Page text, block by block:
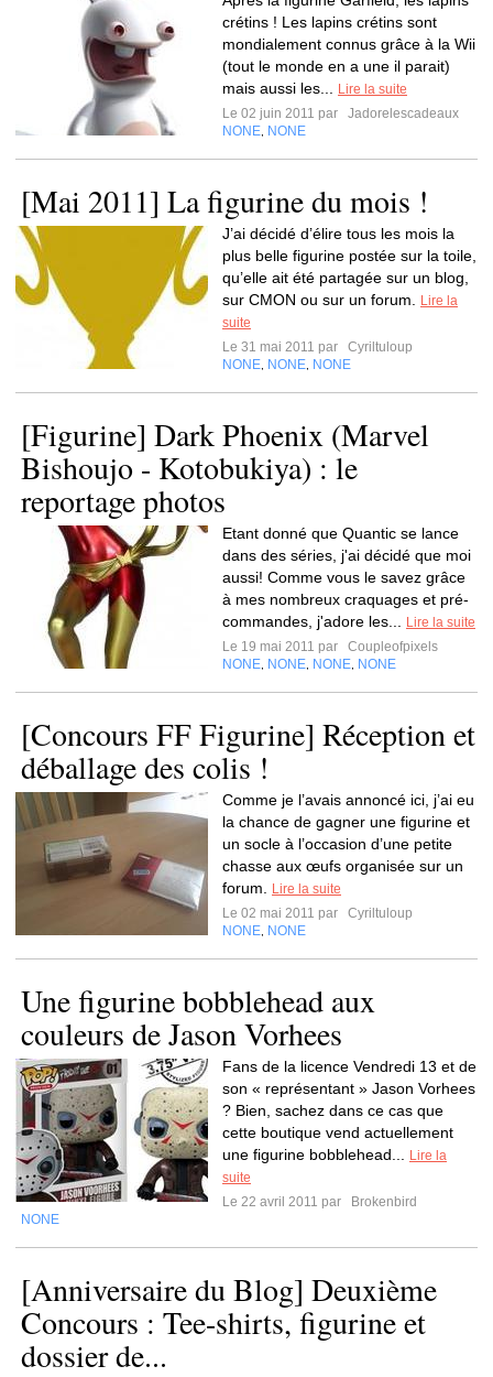
crétins ! Les lapins crétins sont
mondialement connus grâce à la Wii
(tout le monde en a une il parait)
mais aussi les...
Lire la suite
Le 02 juin 2011 par
Jadorelescadeaux
NONE NONE
[Mai 2011] La figurine du mois !
J’ai décidé d’élire tous les mois la
plus belle figurine postée sur la toile,
qu’elle ait été partagée sur un blog,
sur CMON ou sur un forum.
Lire la
suite
Le 31 mai 2011 par
Cyriltuloup
NONE NONE NONE
[Figurine] Dark Phoenix (Marvel
Bishoujo - Kotobukiya) : le
reportage photos
Etant donné que Quantic se lance
dans des séries, j'ai décidé que moi
aussi! Comme vous le savez grâce
à mes nombreux craquages et pré-
commandes, j'adore les...
Lire la suite
Le 19 mai 2011 par
Coupleofpixels
NONE NONE NONE NONE
[Concours FF Figurine] Réception et
déballage des colis !
Comme je l’avais annoncé ici, j’ai eu
la chance de gagner une figurine et
un socle à l’occasion d’une petite
chasse aux œufs organisée sur un
forum.
Lire la suite
Le 02 mai 2011 par
Cyriltuloup
NONE NONE
Une figurine bobblehead aux
couleurs de Jason Vorhees
Fans de la licence Vendredi 13 et de
son « représentant » Jason Vorhees
? Bien, sachez dans ce cas que
cette boutique vend actuellement
une figurine bobblehead...
Lire la
suite
Le 22 avril 2011 par
Brokenbird
NONE
[Anniversaire du Blog] Deuxième
Concours : Tee-shirts, figurine et
dossier de...